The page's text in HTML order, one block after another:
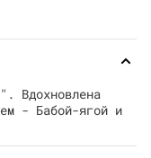
Вдохновлена
- Бабой-ягой и